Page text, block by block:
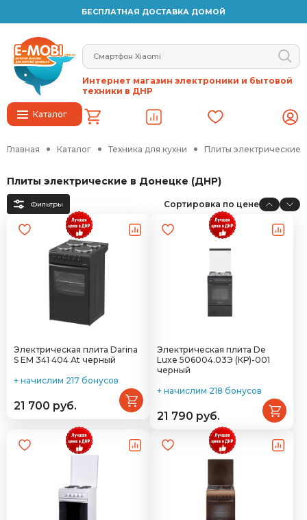
БЕСПЛАТНАЯ ДОСТАВКА ДОМОЙ
Каталог
Интернет магазин электроники и бытовой
техники в ДНР
Главная Каталог Техника для кухни Плиты электрические
Плиты электрические в Донецке (ДНР)
Фильтры Сортировка по цене
Электрическая плита Darina
S EM 341 404 At черный
+ начислим 217 бонусов
21 700 руб.
Электрическая плита De
Luxe 506004.03Э (КР)-001
черный
+ начислим 218 бонусов
21 790 руб.